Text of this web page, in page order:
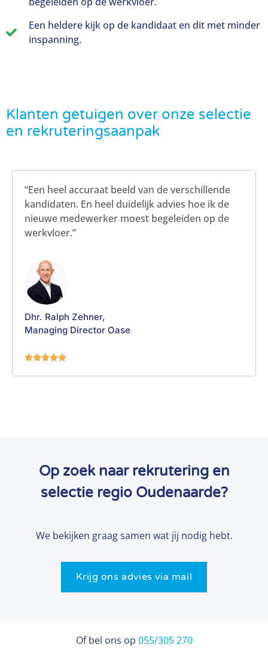
Een heldere kijk op de kandidaat en dit met minder
inspanning.
Klanten getuigen over onze selectie
en rekruteringsaanpak
“Een heel accuraat beeld van de verschillende
kandidaten. En heel duidelijk advies hoe ik de
nieuwe medewerker moest begeleiden op de
werkvloer.”
Dhr. Ralph Zehner,
Managing Director Oase

Op zoek naar rekrutering en
selectie regio Oudenaarde?
We bekijken graag samen wat jij nodig hebt.
Krijg ons advies via mail
Of bel ons op 055/305 270